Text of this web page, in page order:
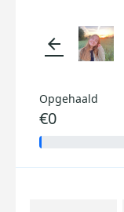
arrow_back
Opgehaald
€0